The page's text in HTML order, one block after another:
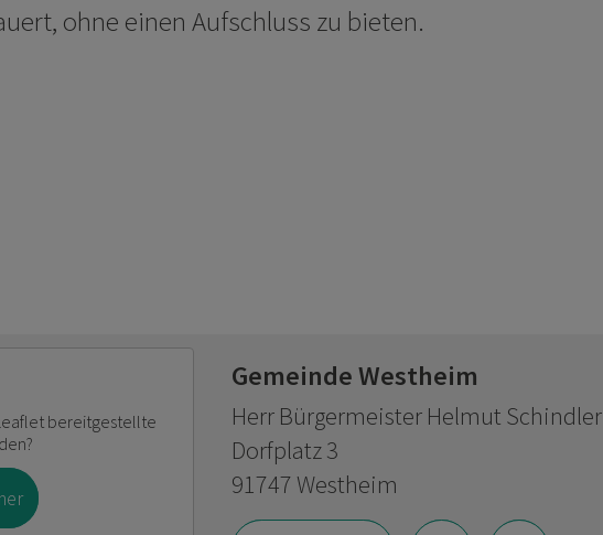
ohne einen Aufschluss zu bieten.
bereitgestellte
Gemeinde Westheim
Herr Bürgermeister Helmut Schindler
Dorfplatz 3
91747 Westheim